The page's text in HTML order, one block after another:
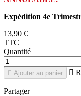
Expédition 4e
13,90 €
TTC
Quantité
 Ajouter au panier 
Partager